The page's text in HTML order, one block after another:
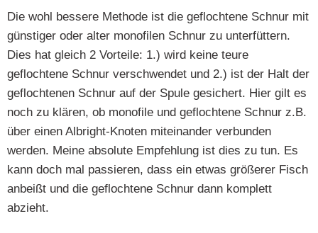
Die wohl bessere Methode ist die geflochtene Schnur mit
günstiger oder alter monofilen Schnur zu unterfüttern.
Dies hat gleich 2 Vorteile: 1.) wird keine teure
geflochtene Schnur verschwendet und 2.) ist der Halt der
geflochtenen Schnur auf der Spule gesichert. Hier gilt es
noch zu klären, ob monofile und geflochtene Schnur z.B.
über einen Albright-Knoten miteinander verbunden
werden. Meine absolute Empfehlung ist dies zu tun. Es
kann doch mal passieren, dass ein etwas größerer Fisch
anbeißt und die geflochtene Schnur dann komplett
abzieht.